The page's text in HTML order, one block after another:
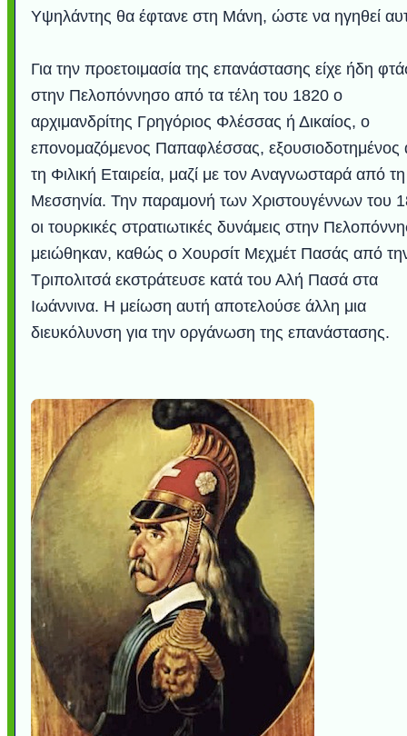
Υψηλάντης θα έφτανε στη Μάνη, ώστε να ηγηθεί
Για την προετοιμασία της επανάστασης είχε ήδη
στην Πελοπόννησο από τα τέλη του 1820 ο
αρχιμανδρίτης Γρηγόριος Φλέσσας ή Δικαίος, ο
επονομαζόμενος Παπαφλέσσας, εξουσιοδοτημένος
τη Φιλική Εταιρεία, μαζί με τον Αναγνωσταρά από τη
Μεσσηνία. Την παραμονή των Χριστουγέννων του
οι τουρκικές στρατιωτικές δυνάμεις στην
μειώθηκαν, καθώς ο Χουρσίτ Μεχμέτ Πασάς από
Τριπολιτσά εκστράτευσε κατά του Αλή Πασά στα
Ιωάννινα. Η μείωση αυτή αποτελούσε άλλη μια
διευκόλυνση για την οργάνωση της επανάστασης.